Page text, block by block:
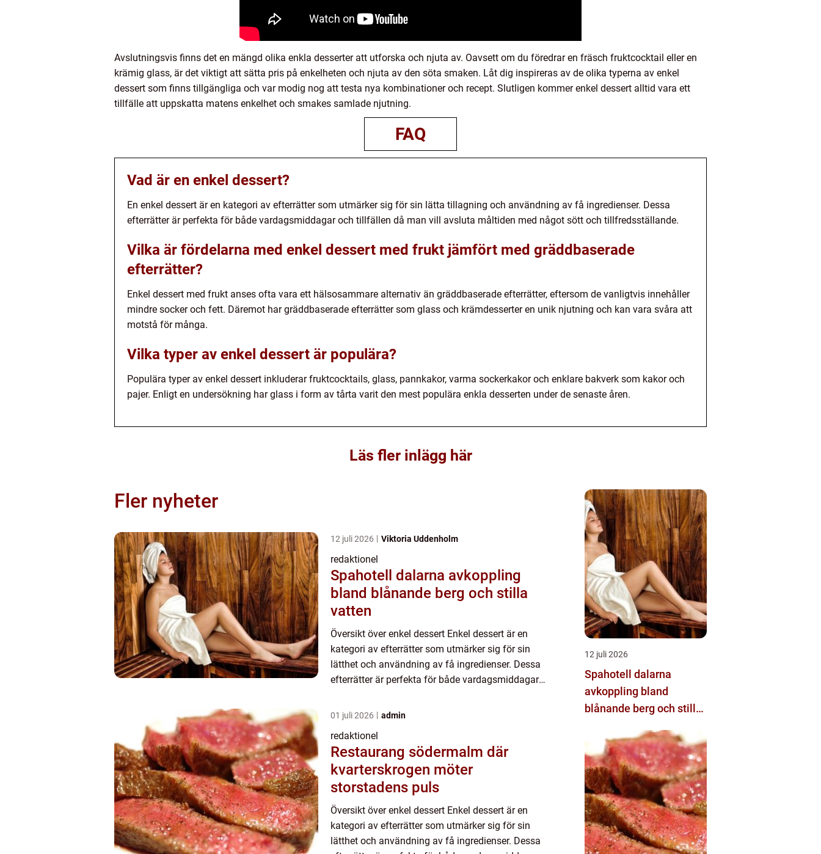
Avslutningsvis finns det en mängd olika enkla desserter att utforska och njuta av. Oavsett om du föredrar en fräsch fruktcocktail eller en
krämig glass, är det viktigt att sätta pris på enkelheten och njuta av den söta smaken. Låt dig inspireras av de olika typerna av enkel
dessert som finns tillgängliga och var modig nog att testa nya kombinationer och recept. Slutligen kommer enkel dessert alltid vara ett
tillfälle att uppskatta matens enkelhet och smakes samlade njutning.
FAQ
Vad är en enkel dessert?
En enkel dessert är en kategori av efterrätter som utmärker sig för sin lätta tillagning och användning av få ingredienser. Dessa
efterrätter är perfekta för både vardagsmiddagar och tillfällen då man vill avsluta måltiden med något sött och tillfredsställande.
Vilka är fördelarna med enkel dessert med frukt jämfört med gräddbaserade
efterrätter?
Enkel dessert med frukt anses ofta vara ett hälsosammare alternativ än gräddbaserade efterrätter, eftersom de vanligtvis innehåller
mindre socker och fett. Däremot har gräddbaserade efterrätter som glass och krämdesserter en unik njutning och kan vara svåra att
motstå för många.
Vilka typer av enkel dessert är populära?
Populära typer av enkel dessert inkluderar fruktcocktails, glass, pannkakor, varma sockerkakor och enklare bakverk som kakor och
pajer. Enligt en undersökning har glass i form av tårta varit den mest populära enkla desserten under de senaste åren.
Läs fler inlägg här
Fler nyheter
12 juli 2026 Viktoria Uddenholm
redaktionel
Spahotell dalarna avkoppling
bland blånande berg och stilla
vatten
Översikt över enkel dessert Enkel dessert är en
kategori av efterrätter som utmärker sig för sin
lätthet och användning av få ingredienser. Dessa
efterrätter är perfekta för både vardagsmiddagar
något s...
01 juli 2026 admin
redaktionel
Restaurang södermalm där
kvarterskrogen möter
storstadens puls
Översikt över enkel dessert Enkel dessert är en
kategori av efterrätter som utmärker sig för sin
lätthet och användning av få ingredienser. Dessa
12 juli 2026
Spahotell dalarna
avkoppling bland
blånande berg och stilla